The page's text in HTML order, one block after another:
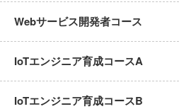
Webサービス開発者コース
IoTエンジニア育成コースA
IoTエンジニア育成コースB